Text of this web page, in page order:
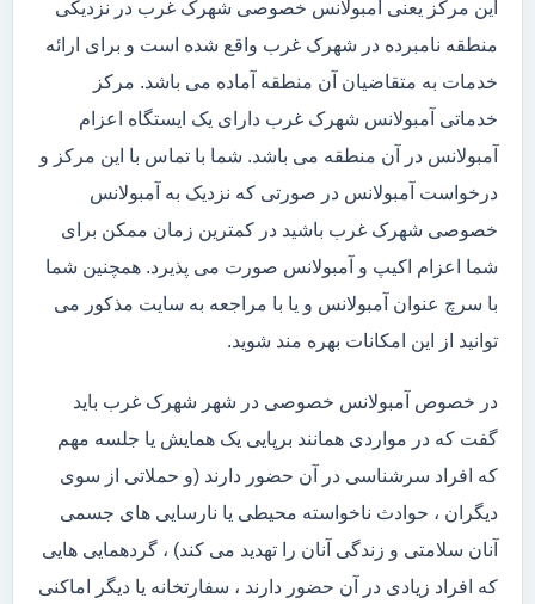
این مرکز یعنی آمبولانس خصوصی شهرک غرب در نزدیکی
منطقه نامبرده در شهرک غرب واقع شده است و برای ارائه
خدمات به متقاضیان آن منطقه آماده می باشد. مرکز
خدماتی آمبولانس شهرک غرب دارای یک ایستگاه اعزام
آمبولانس در آن منطقه می باشد. شما با تماس با این مرکز و
درخواست آمبولانس در صورتی که نزدیک به آمبولانس
خصوصی شهرک غرب باشید در کمترین زمان ممکن برای
شما اعزام اکیپ و آمبولانس صورت می پذیرد. همچنین شما
با سرچ عنوان آمبولانس و یا با مراجعه به سایت مذکور می
توانید از این امکانات بهره مند شوید.
در خصوص آمبولانس خصوصی در شهر شهرک غرب باید
گفت که در مواردی همانند برپایی یک همایش یا جلسه مهم
که افراد سرشناسی در آن حضور دارند (و حملاتی از سوی
دیگران ، حوادث ناخواسته محیطی یا نارسایی های جسمی
آنان سلامتی و زندگی آنان را تهدید می کند) ، گردهمایی هایی
که افراد زیادی در آن حضور دارند ، سفارتخانه یا دیگر اماکنی